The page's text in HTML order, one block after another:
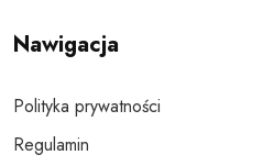
Nawigacja
Polityka prywatności
Regulamin